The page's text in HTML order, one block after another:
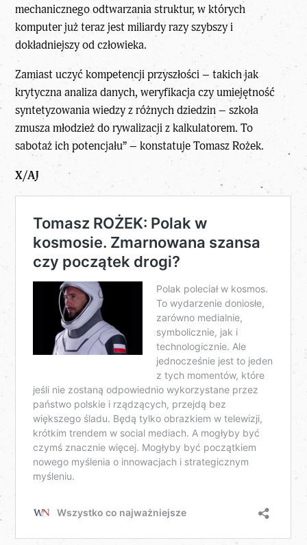
mechanicznego odtwarzania struktur, w których
komputer już teraz jest miliardy razy szybszy i
dokładniejszy od człowieka.
Zamiast uczyć kompetencji przyszłości – takich jak
krytyczna analiza danych, weryfikacja czy umiejętność
syntetyzowania wiedzy z różnych dziedzin – szkoła
zmusza młodzież do rywalizacji z kalkulatorem. To
sabotaż ich potencjału” – konstatujeTomasz Rożek.
X/AJ